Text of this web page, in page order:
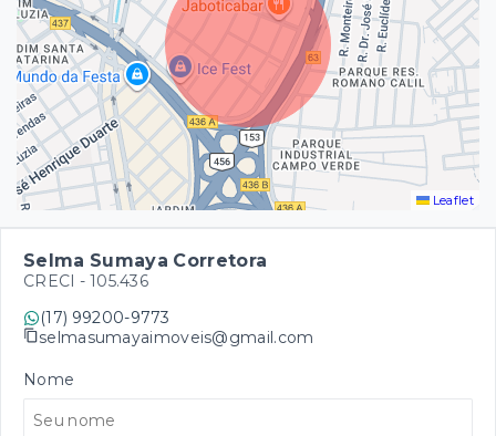
Leaflet
Selma Sumaya Corretora
CRECI - 105.436
(17) 99200-9773
selmasumayaimoveis@gmail.com
Nome